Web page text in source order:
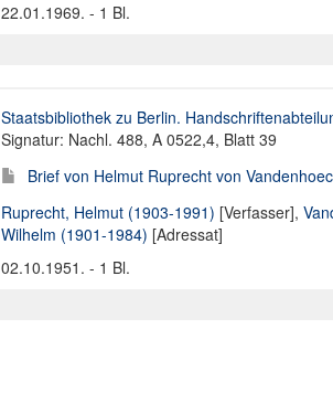
22.01.1969. - 1 Bl.
Staatsbibliothek zu Berlin.
Signatur: Nachl. 488, A 0522,4, Blatt 39
Brief von Helmut Ruprecht von
Ruprecht, Helmut (1903-1991) [Verfasser],
Wilhelm (1901-1984) [Adressat]
02.10.1951. - 1 Bl.